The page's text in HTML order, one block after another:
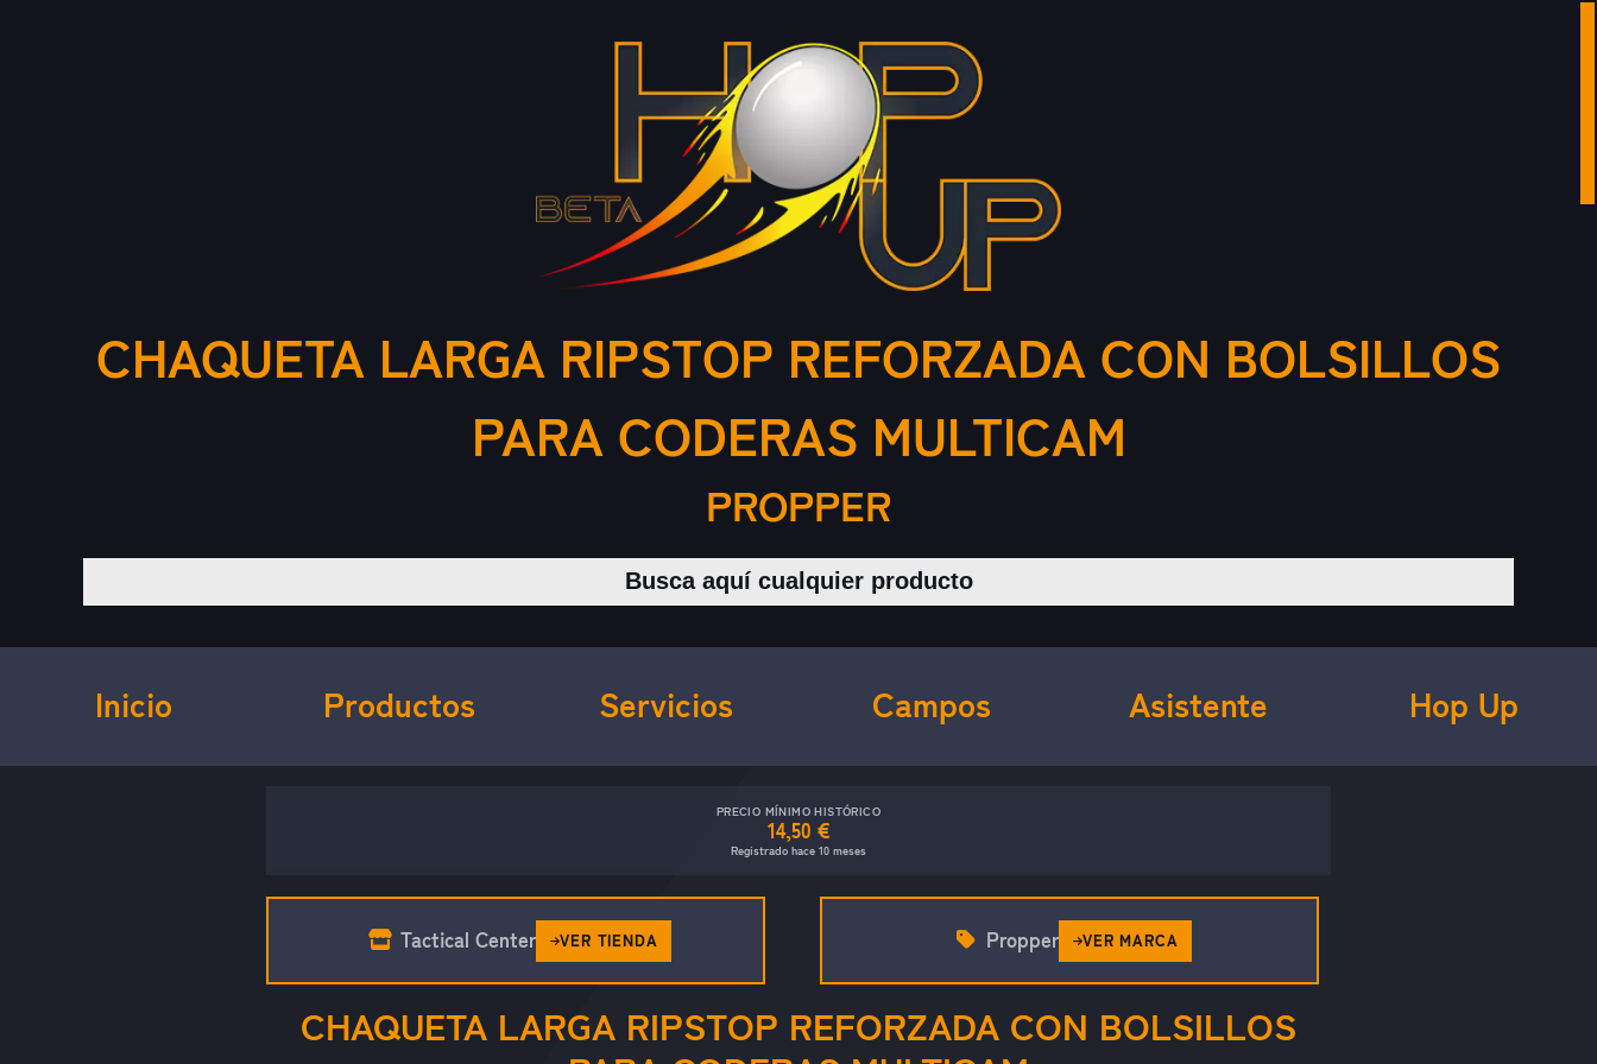
CHAQUETA LARGA RIPSTOP REFORZADA CON BOLSILLOS
PARA CODERAS MULTICAM
PROPPER
Buscar productos
Inicio Productos Servicios Campos Asistente Hop Up
PRECIO MÍNIMO HISTÓRICO
14,50 €
Registrado hace 10 meses
Tactical Center VER TIENDA
CHAQUETA LARGA RIPSTOP REFORZADA CON BOLSILLOS
Propper VER MARCA